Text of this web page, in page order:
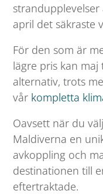
april det säkraste
För den som är
lägre pris kan
alternativ, trots
vår kompletta
Oavsett när du
Maldiverna en
avkoppling och
destinationen till
eftertraktade.